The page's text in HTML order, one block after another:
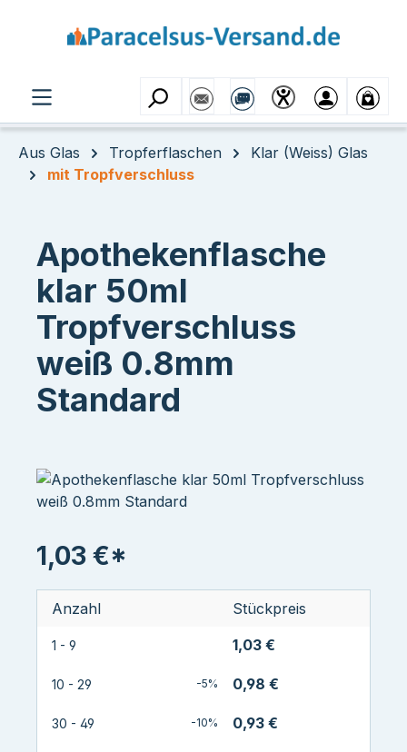
Aus Glas Tropferflaschen
Klar (Weiss) Glas
mit Tropfverschluss
Apothekenflasche
klar 50ml
Tropfverschluss
weiß 0.8mm
Standard
1,03 €*
Anzahl Stückpreis
1 - 9 1,03 €
10 - 29 -5% 0,98 €
30 - 49 -10% 0,93 €